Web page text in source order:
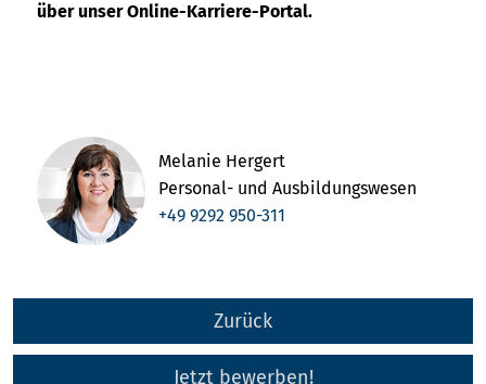
über unser Online-Karriere-Portal.
Melanie Hergert
Personal- und Ausbildungswesen
+49 9292 950-311
Zurück
Jetzt bewerben!